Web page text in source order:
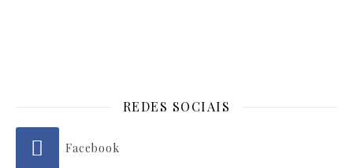
REDES SOCIAIS
Facebook